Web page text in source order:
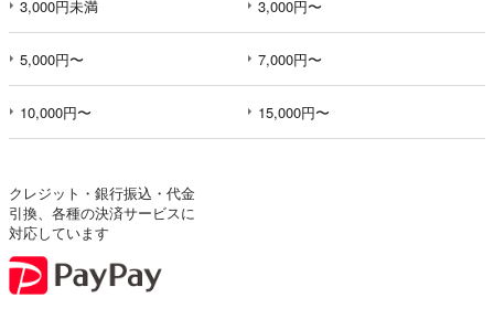
3,000円未満 3,000円〜
5,000円〜 7,000円〜
10,000円〜 15,000円〜
クレジット・銀行振込・代金
引換、各種の決済サービスに
対応しています